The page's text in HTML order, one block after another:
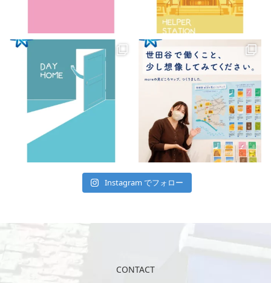
Instagram でフォロー
CONTACT